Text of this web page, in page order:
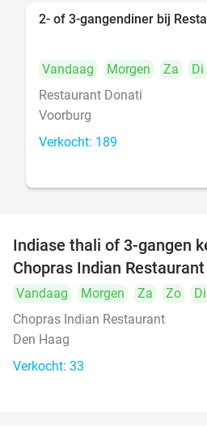
food
2- of 3-gangendiner bij
Vandaag Morgen Za Di
Restaurant Donati
Voorburg
Verkocht: 189
Indiase thali of 3-gangen
Chopras Indian Restaurant
Vandaag Morgen Za Zo Di
Chopras Indian Restaurant
Den Haag
Verkocht: 33